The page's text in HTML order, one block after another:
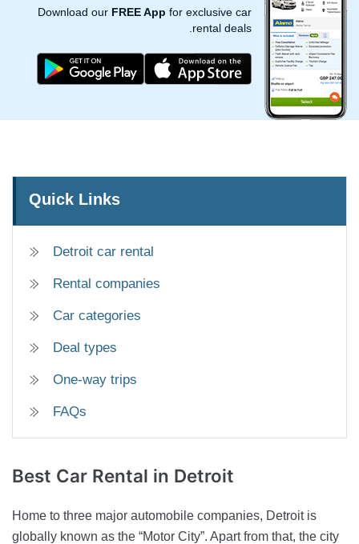
Download our FREE App for exclusive car
rental deals.
Quick Links
Detroit car rental
Rental companies
Car categories
Deal types
One-way trips
FAQs
Best Car Rental in Detroit
Home to three major automobile companies, Detroit is
globally known as the “Motor City”. Apart from that, the city